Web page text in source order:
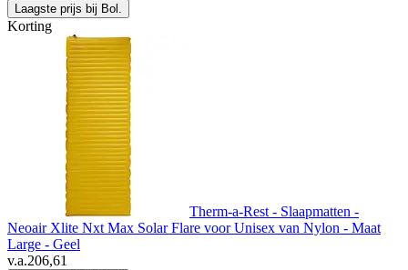
Laagste prijs bij Bol.
Korting
Therm-a-Rest - Slaapmatten -
Neoair Xlite Nxt Max Solar Flare voor Unisex van Nylon - Maat
Large - Geel
v.a.206,61